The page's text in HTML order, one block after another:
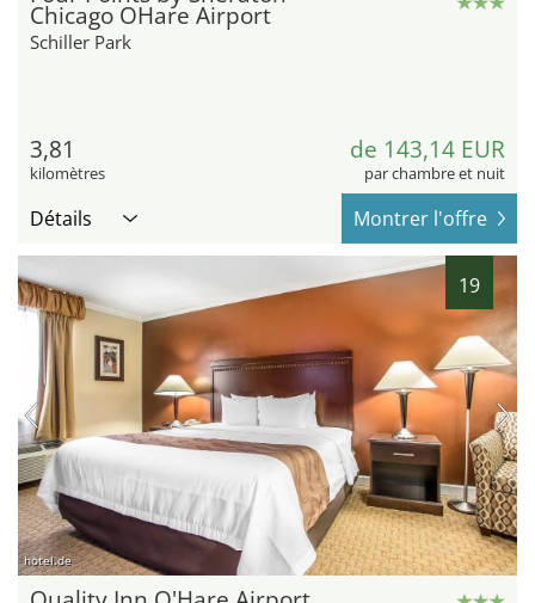
Chicago OHare Airport
Schiller Park
3,81
kilomètres
de 143,14 EUR
par chambre et nuit
Détails Montrer l'offre
19
hotel.de